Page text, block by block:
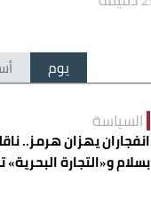
يوم
السياسة
انفجاران يهزان هرمز..
بسلام و«التجارة